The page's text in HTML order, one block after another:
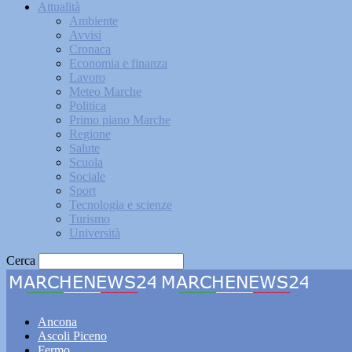
Attualità
Ambiente
Avvisi
Cronaca
Economia e finanza
Lavoro
Meteo Marche
Politica
Primo piano Marche
Regione
Salute
Scuola
Sociale
Sport
Tecnologia e scienze
Turismo
Università
Cerca
Ancona
Ascoli Piceno